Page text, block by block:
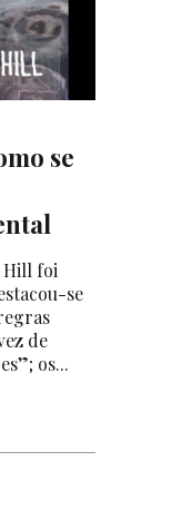
se
Hill foi
se
de
os...